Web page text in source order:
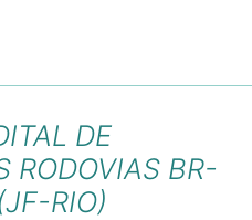
DE
RODOVIAS BR-
RIO)